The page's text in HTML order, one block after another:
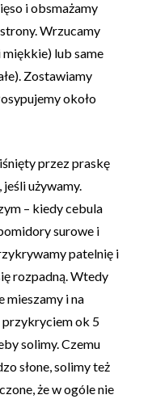
i obsmażamy
Wrzucamy
miękkie) lub same
Zostawiamy
około
przez praskę
używamy.
– kiedy cebula
surowe i
patelnię i
rozpadną. Wtedy
mieszamy i na
przykryciem ok 5
solimy. Czemu
słone, solimy też
że w ogóle nie